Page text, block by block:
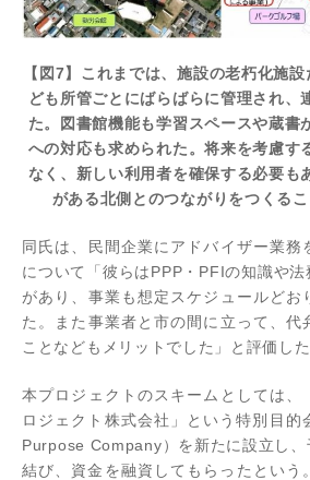
【図7】これまでは、施設の老朽化施
ども所管ごとにばらばらに管理され、
た。図書館機能も学習スペースや蔵書
への対応も求められた。将来を考慮す
なく、新しい利用者を確保する必要も
がある北側とのつながりをつくるこ
同氏は、民間企業にアドバイザー業務
について「彼らはPPP・PFIの知識や
があり、事業も想定スケジュールどお
た。また事業者と市の間に立って、代
ことなどもメリットでした」と評価した
本プロジェクトのスキームとしては、
ロジェクト株式会社」という特別目的
Purpose Company）を新たに設立し、
結び、資金を融資してもらったという